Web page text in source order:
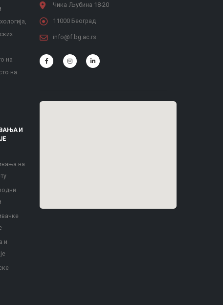
на
на
И
на
и
Чика Љубина 18-20
11000 Београд
info@f.bg.ac.rs